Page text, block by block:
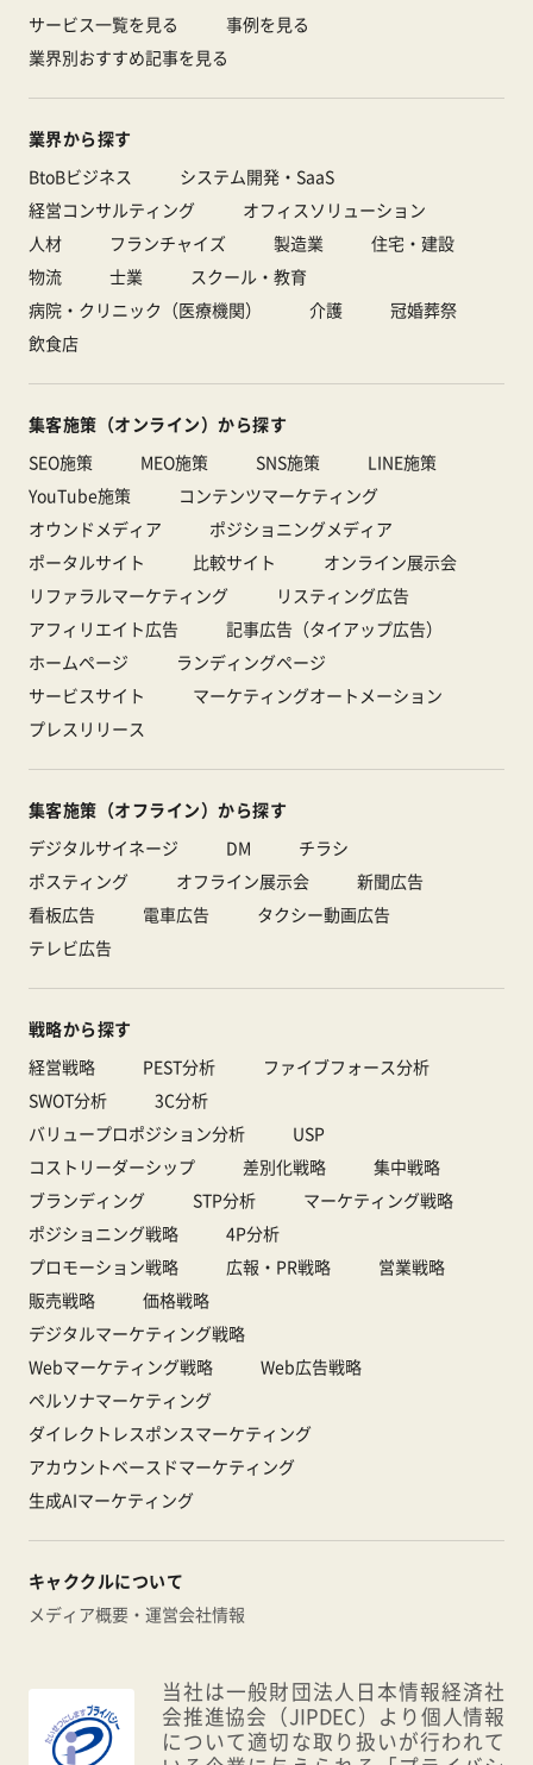
サービス一覧を見る
事例を見る
業界別おすすめ記事を見る
業界から探す
BtoBビジネス
システム開発・SaaS
経営コンサルティング
オフィスソリューション
人材
フランチャイズ 製造業
住宅・建設
物流
士業
スクール・教育
病院・クリニック（医療機関）
介護
冠婚葬祭
飲食店
集客施策（オンライン）から探す
SEO施策
MEO施策 SNS施策
LINE施策
YouTube施策
コンテンツマーケティング
オウンドメディア
ポジショニングメディア
ポータルサイト
比較サイト
オンライン展示会
リファラルマーケティング
リスティング広告
アフィリエイト広告
記事広告（タイアップ広告）
ホームページ
ランディングページ
サービスサイト
マーケティングオートメーション
プレスリリース
集客施策（オフライン）から探す
デジタルサイネージ
DM
チラシ
ポスティング
オフライン展示会
新聞広告
看板広告
電車広告
タクシー動画広告
テレビ広告
戦略から探す
経営戦略
PEST分析
ファイブフォース分析
SWOT分析
3C分析
バリュープロポジション分析
USP
コストリーダーシップ
差別化戦略
集中戦略
ブランディング
STP分析
マーケティング戦略
ポジショニング戦略
4P分析
プロモーション戦略
広報・PR戦略
営業戦略
販売戦略
価格戦略
デジタルマーケティング戦略
Webマーケティング戦略
Web広告戦略
ペルソナマーケティング
ダイレクトレスポンスマーケティング
アカウントベースドマーケティング
生成AIマーケティング
キャククルについて
メディア概要・運営会社情報
当社は一般財団法人日本情報経済社
会推進協会（JIPDEC）より個人情報
について適切な取り扱いが行われて